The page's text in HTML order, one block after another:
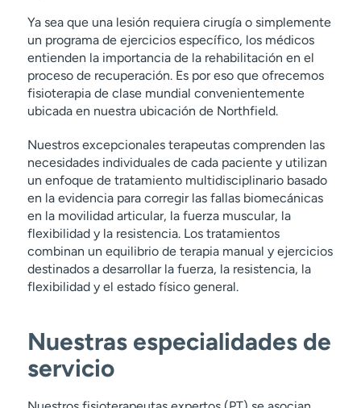
Ya sea que una lesión requiera cirugía o simplemente
un programa de ejercicios específico, los médicos
entienden la importancia de la rehabilitación en el
proceso de recuperación. Es por eso que ofrecemos
fisioterapia de clase mundial convenientemente
ubicada en nuestra ubicación de Northfield.
Nuestros excepcionales terapeutas comprenden las
necesidades individuales de cada paciente y utilizan
un enfoque de tratamiento multidisciplinario basado
en la evidencia para corregir las fallas biomecánicas
en la movilidad articular, la fuerza muscular, la
flexibilidad y la resistencia. Los tratamientos
combinan un equilibrio de terapia manual y ejercicios
destinados a desarrollar la fuerza, la resistencia, la
flexibilidad y el estado físico general.
Nuestras especialidades de
servicio